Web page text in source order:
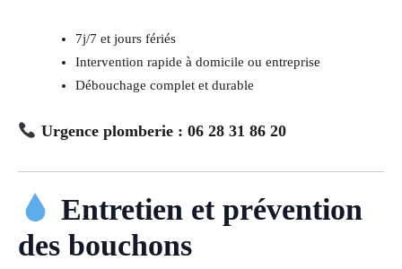
7j/7 et jours fériés
Intervention rapide à domicile ou entreprise
Débouchage complet et durable
Urgence plomberie : 06 28 31 86 20
Entretien et prévention
des bouchons